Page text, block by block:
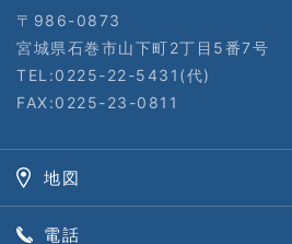
〒986-0873
宮城県石巻市山下町2丁目5番7号
TEL:0225-22-5431(代)
FAX:0225-23-0811
地図
電話